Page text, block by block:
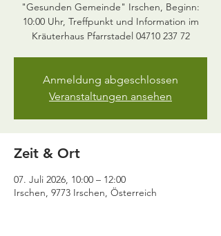
"Gesunden Gemeinde" Irschen, Beginn:
10:00 Uhr, Treffpunkt und Information im
Kräuterhaus Pfarrstadel 04710 237 72
Anmeldung abgeschlossen
Veranstaltungen ansehen
Zeit & Ort
07. Juli 2026, 10:00 – 12:00
Irschen, 9773 Irschen, Österreich